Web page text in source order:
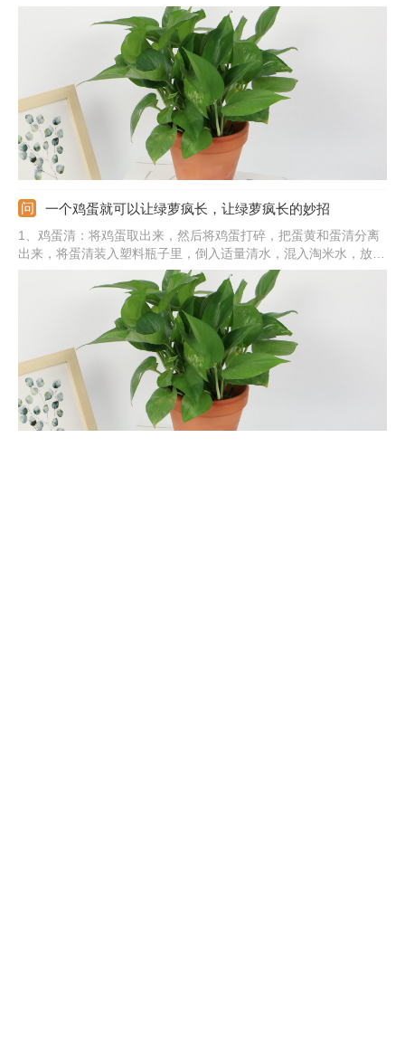
一次。3、叶面肥：将叶面肥兑水稀释，均匀向绿萝的叶片喷洒。
4、自制肥：绿萝也可以自制有机肥来施加，比如，淘米水、养鱼
一个鸡蛋就可以让绿萝疯长，让绿萝疯长的妙招
1、鸡蛋清：将鸡蛋取出来，然后将鸡蛋打碎，把蛋黄和蛋清分离
出来，将蛋清装入塑料瓶子里，倒入适量清水，混入淘米水，放在
光线好的位置，密封30天左右，发酵好取出兑水稀释浇花。2、鸡
蛋壳：将鸡蛋壳收集好，放在阳光下晾晒，然后碾碎呈碎末，可以
在换土上盆时使用，将鸡蛋壳混合到营养土中，也可以挖坑埋入土